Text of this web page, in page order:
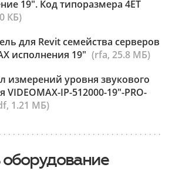
19". Код типоразмера 4ET
КБ)
для Revit семейства серверов
исполнения 19" (rfa, 25.8 МБ)
измерений уровня звукового
VIDEOMAX-IP-512000-19"-PRO-
1.21 МБ)
оборудование